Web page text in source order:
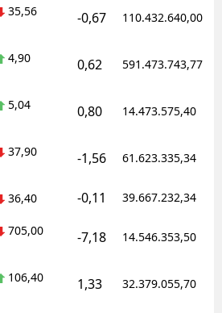
35,56 -0,67 110.432.640,00
4,90 0,62 591.473.743,77
5,04 0,80 14.473.575,40
37,90 -1,56 61.623.335,34
36,40 -0,11 39.667.232,34
705,00 -7,18 14.546.353,50
106,40 1,33 32.379.055,70